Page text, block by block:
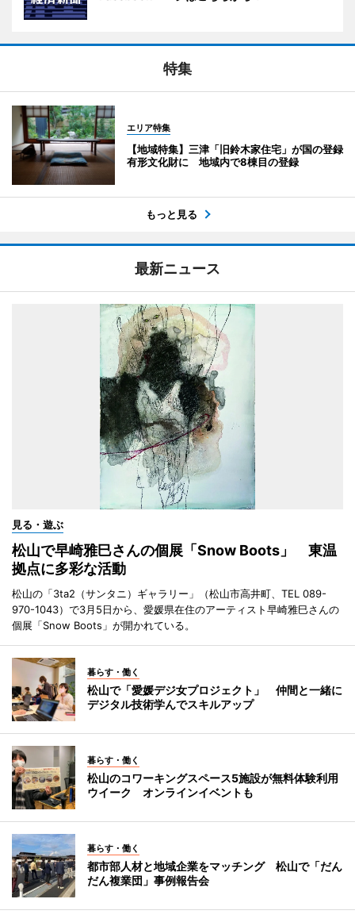
特集
エリア特集
【地域特集】三津「旧鈴木家住宅」が国の登録
有形文化財に 地域内で8棟目の登録
もっと見る
最新ニュース
見る・遊ぶ
松山で早崎雅巳さんの個展「Snow Boots」 東温
拠点に多彩な活動
松山の「3ta2（サンタニ）ギャラリー」（松山市高井町、TEL 089-
970-1043）で3月5日から、愛媛県在住のアーティスト早崎雅巳さんの
個展「Snow Boots」が開かれている。
暮らす・働く
松山で「愛媛デジ女プロジェクト」 仲間と一緒に
デジタル技術学んでスキルアップ
暮らす・働く
松山のコワーキングスペース5施設が無料体験利用
ウイーク オンラインイベントも
暮らす・働く
都市部人材と地域企業をマッチング 松山で「だん
だん複業団」事例報告会